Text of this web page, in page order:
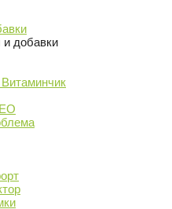
добавки